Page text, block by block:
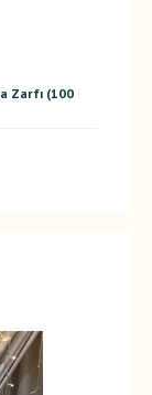
Zarfı (100